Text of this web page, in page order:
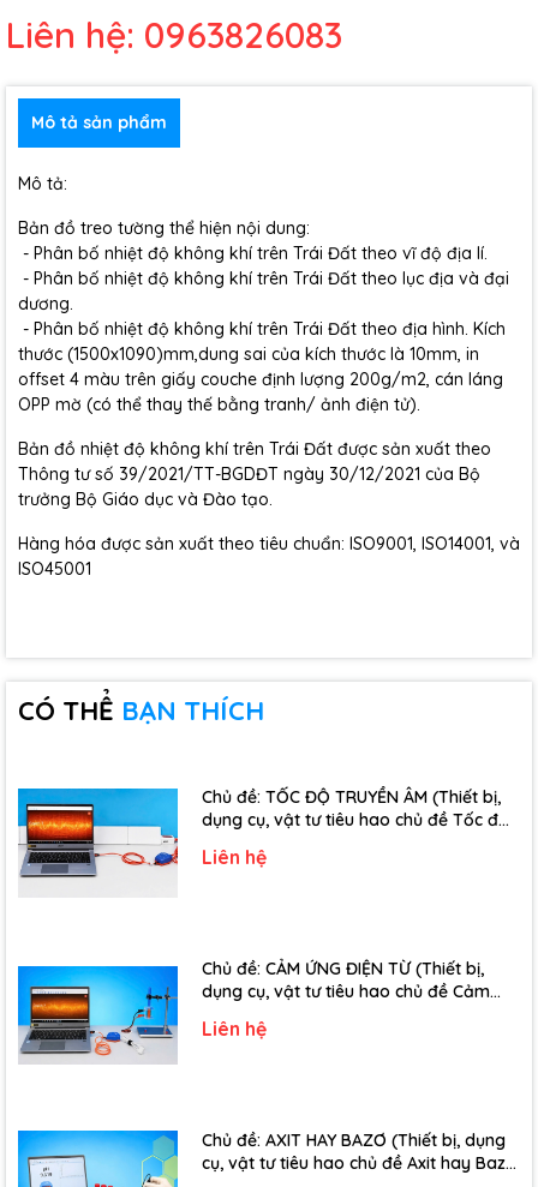
Liên hệ: 0963826083
Mô tả sản phẩm
Mô tả:
Bản đồ treo tường thể hiện nội dung:
- Phân bố nhiệt độ không khí trên Trái Đất theo vĩ độ địa lí.
- Phân bố nhiệt độ không khí trên Trái Đất theo lục địa và đại
dương.
- Phân bố nhiệt độ không khí trên Trái Đất theo địa hình. Kích
thước (1500x1090)mm,dung sai của kích thước là 10mm, in
offset 4 màu trên giấy couche định lượng 200g/m2, cán láng
OPP mờ (có thể thay thế bằng tranh/ ảnh điện tử).
Bản đồ nhiệt độ không khí trên Trái Đất được sản xuất theo
Thông tư số 39/2021/TT-BGDĐT ngày 30/12/2021 của Bộ
trưởng Bộ Giáo dục và Đào tạo.
Hàng hóa được sản xuất theo tiêu chuẩn: ISO9001, ISO14001, và
ISO45001
CÓ THỂ BẠN THÍCH
Chủ đề: TỐC ĐỘ TRUYỀN ÂM (Thiết bị,
dụng cụ, vật tư tiêu hao chủ đề Tốc độ
Liên hệ
Chủ đề: CẢM ỨNG ĐIỆN TỪ (Thiết bị,
dụng cụ, vật tư tiêu hao chủ đề Cảm
Liên hệ
Chủ đề: AXIT HAY BAZƠ (Thiết bị, dụng
cụ, vật tư tiêu hao chủ đề Axit hay Bazơ